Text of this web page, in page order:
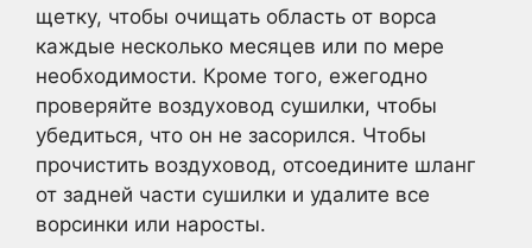
щетку, чтобы очищать область от ворса
каждые несколько месяцев или по мере
необходимости. Кроме того, ежегодно
проверяйте воздуховод сушилки, чтобы
убедиться, что он не засорился. Чтобы
прочистить воздуховод, отсоедините шланг
от задней части сушилки и удалите все
ворсинки или наросты.